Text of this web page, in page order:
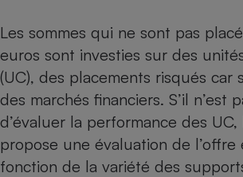
Les sommes qui ne sont pas
euros sont investies sur des
(UC), des placements risqués car
des marchés financiers. S’il n’est
d’évaluer la performance des
propose une évaluation de l’offre
fonction de la variété des